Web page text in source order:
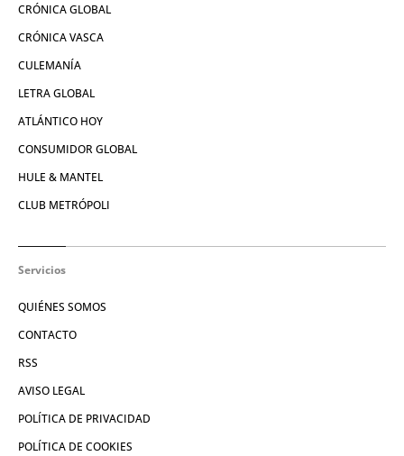
CRÓNICA GLOBAL
CRÓNICA VASCA
CULEMANÍA
LETRA GLOBAL
ATLÁNTICO HOY
CONSUMIDOR GLOBAL
HULE & MANTEL
CLUB METRÓPOLI
Servicios
QUIÉNES SOMOS
CONTACTO
RSS
AVISO LEGAL
POLÍTICA DE PRIVACIDAD
POLÍTICA DE COOKIES